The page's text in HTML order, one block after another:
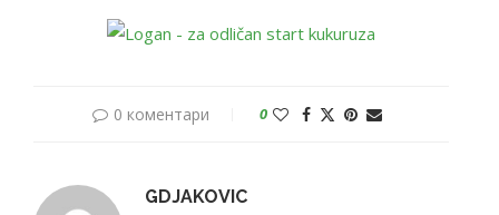
0 коментари 0
GDJAKOVIC